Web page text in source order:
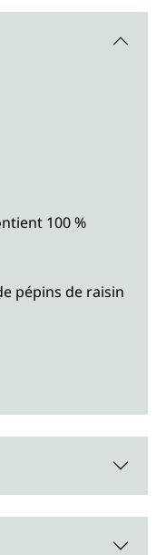
100 %
pépins de raisin